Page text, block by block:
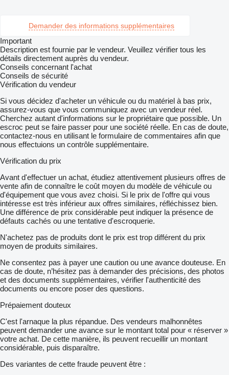
Demander des informations supplémentaires
Important
Description est fournie par le vendeur. Veuillez vérifier tous les
détails directement auprès du vendeur.
Conseils concernant l'achat
Conseils de sécurité
Vérification du vendeur
Si vous décidez d'acheter un véhicule ou du matériel à bas prix,
assurez-vous que vous communiquez avec un vendeur réel.
Cherchez autant d'informations sur le propriétaire que possible. Un
escroc peut se faire passer pour une société réelle. En cas de doute,
contactez-nous en utilisant le formulaire de commentaires afin que
nous effectuions un contrôle supplémentaire.
Vérification du prix
Avant d'effectuer un achat, étudiez attentivement plusieurs offres de
vente afin de connaître le coût moyen du modèle de véhicule ou
d'équipement que vous avez choisi. Si le prix de l'offre qui vous
intéresse est très inférieur aux offres similaires, réfléchissez bien.
Une différence de prix considérable peut indiquer la présence de
défauts cachés ou une tentative d'escroquerie.
N'achetez pas de produits dont le prix est trop différent du prix
moyen de produits similaires.
Ne consentez pas à payer une caution ou une avance douteuse. En
cas de doute, n’hésitez pas à demander des précisions, des photos
et des documents supplémentaires, vérifier l'authenticité des
documents ou encore poser des questions.
Prépaiement douteux
C'est l'arnaque la plus répandue. Des vendeurs malhonnêtes
peuvent demander une avance sur le montant total pour « réserver »
votre achat. De cette manière, ils peuvent recueillir un montant
considérable, puis disparaître.
Des variantes de cette fraude peuvent être :